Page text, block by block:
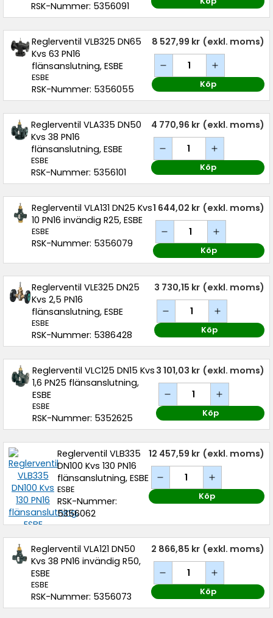
RSK-Nummer: 5356091
Reglerventil VLB325 DN65
Kvs 63 PN16
flänsanslutning, ESBE
ESBE
RSK-Nummer: 5356055
8 527,99 kr (exkl. moms)
Köp
Reglerventil VLA335 DN50
Kvs 38 PN16
flänsanslutning, ESBE
ESBE
RSK-Nummer: 5356101
4 770,96 kr (exkl. moms)
Köp
Reglerventil VLA131 DN25 Kvs
10 PN16 invändig R25, ESBE
ESBE
RSK-Nummer: 5356079
1 644,02 kr (exkl. moms)
Köp
Reglerventil VLE325 DN25
Kvs 2,5 PN16
flänsanslutning, ESBE
ESBE
RSK-Nummer: 5386428
3 730,15 kr (exkl. moms)
Köp
Reglerventil VLC125 DN15 Kvs
1,6 PN25 flänsanslutning,
ESBE
ESBE
RSK-Nummer: 5352625
3 101,03 kr (exkl. moms)
Köp
Reglerventil VLB335
DN100 Kvs 130 PN16
flänsanslutning, ESBE
ESBE
RSK-Nummer:
5356062
12 457,59 kr (exkl. moms)
Köp
Reglerventil VLA121 DN50
Kvs 38 PN16 invändig R50,
ESBE
ESBE
RSK-Nummer: 5356073
2 866,85 kr (exkl. moms)
Köp